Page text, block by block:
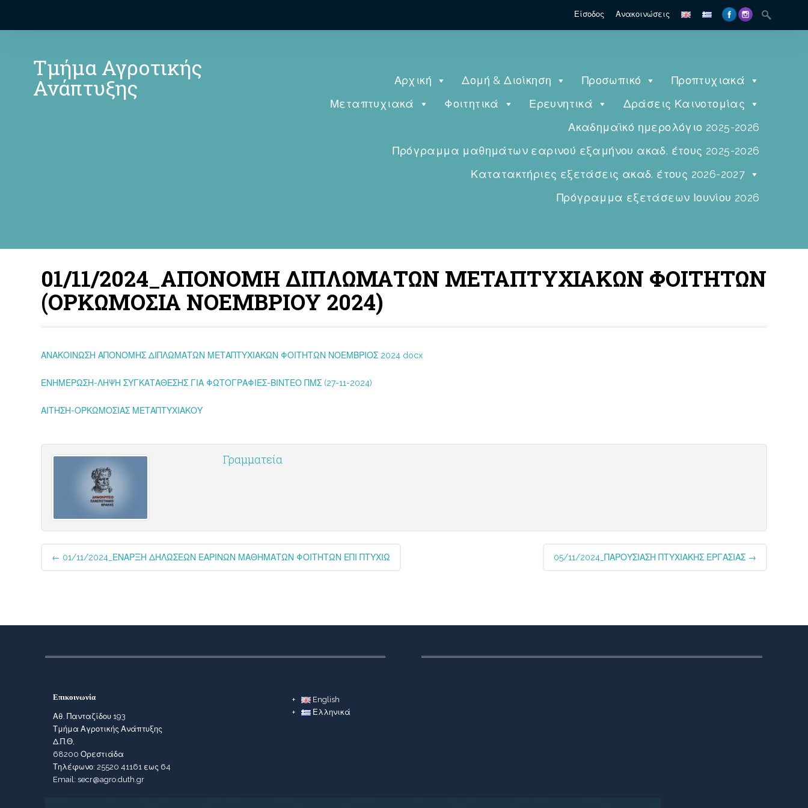
Είσοδος Ανακοινώσεις
Τμήμα Αγροτικής
Ανάπτυξης Αρχική Δομή & Διοίκηση Προσωπικό
Προπτυχιακά
Μεταπτυχιακά
Φοιτητικά Ερευνητικά
Δράσεις Καινοτομίας
Ακαδημαϊκό ημερολόγιο 2025-2026
Πρόγραμμα μαθημάτων εαρινού εξαμήνου ακαδ. έτους 2025-2026
Κατατακτήριες εξετάσεις ακαδ. έτους 2026-2027
Πρόγραμμα εξετάσεων Ιουνίου 2026
01/11/2024_ΑΠΟΝΟΜΗ ΔΙΠΛΩΜΑΤΩΝ ΜΕΤΑΠΤΥΧΙΑΚΩΝ ΦΟΙΤΗΤΩΝ
(ΟΡΚΩΜΟΣΙΑ ΝΟΕΜΒΡΙΟΥ 2024)
ΑΝΑΚΟΙΝΩΣΗ ΑΠΟΝΟΜΗΣ ΔΙΠΛΩΜΑΤΩΝ ΜΕΤΑΠΤΥΧΙΑΚΩΝ ΦΟΙΤΗΤΩΝ ΝΟΕΜΒΡΙΟΣ 2024 docx
ΕΝΗΜΕΡΩΣΗ-ΛΗΨΗ ΣΥΓΚΑΤΑΘΕΣΗΣ ΓΙΑ ΦΩΤΟΓΡΑΦΙΕΣ-ΒΙΝΤΕΟ ΠΜΣ (27-11-2024)
ΑΙΤΗΣΗ-ΟΡΚΩΜΟΣΙΑΣ ΜΕΤΑΠΤΥΧΙΑΚΟΥ
Γραμματεία
Post
navigation
← 01/11/2024_ΕΝΑΡΞΗ ΔΗΛΩΣΕΩΝ ΕΑΡΙΝΩΝ ΜΑΘΗΜΑΤΩΝ ΦΟΙΤΗΤΩΝ ΕΠΙ ΠΤΥΧΙΩ 05/11/2024_ΠΑΡΟΥΣΙΑΣΗ ΠΤΥΧΙΑΚΗΣ ΕΡΓΑΣΙΑΣ →
Επικοινωνία
Αθ. Πανταζίδου 193
Τμήμα Αγροτικής Ανάπτυξης
Δ.Π.Θ,
68200 Ορεστιάδα
Τηλέφωνο: 25520 41161 εως 64
Email: secr@agro.duth.gr
English
Ελληνικά